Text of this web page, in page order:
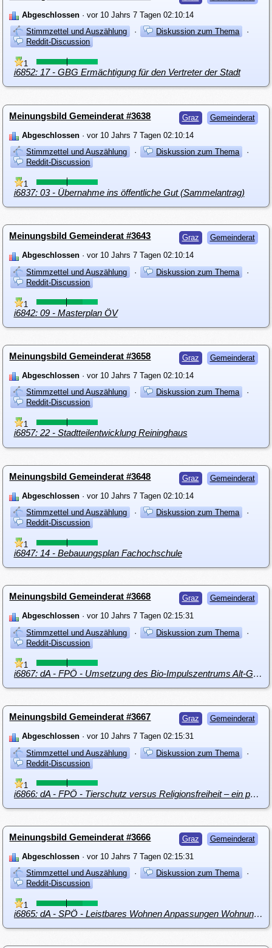
Abgeschlossen · vor 10 Jahrs 7 Tagen 02:10:14
Stimmzettel und Auszählung
· Diskussion zum Thema
·
Reddit-Discussion
1
i6852: 17 - GBG Ermächtigung für den Vertreter der Stadt
Graz Gemeinderat
Meinungsbild Gemeinderat #3638
Abgeschlossen · vor 10 Jahrs 7 Tagen 02:10:14
Stimmzettel und Auszählung
· Diskussion zum Thema
·
Reddit-Discussion
1
i6837: 03 - Übernahme ins öffentliche Gut (Sammelantrag)
Graz Gemeinderat
Meinungsbild Gemeinderat #3643
Abgeschlossen · vor 10 Jahrs 7 Tagen 02:10:14
Stimmzettel und Auszählung
· Diskussion zum Thema
·
Reddit-Discussion
1
i6842: 09 - Masterplan ÖV
Graz Gemeinderat
Meinungsbild Gemeinderat #3658
Abgeschlossen · vor 10 Jahrs 7 Tagen 02:10:14
Stimmzettel und Auszählung
· Diskussion zum Thema
·
Reddit-Discussion
1
i6857: 22 - Stadtteilentwicklung Reininghaus
Graz Gemeinderat
Meinungsbild Gemeinderat #3648
Abgeschlossen · vor 10 Jahrs 7 Tagen 02:10:14
Stimmzettel und Auszählung
· Diskussion zum Thema
·
Reddit-Discussion
1
i6847: 14 - Bebauungsplan Fachochschule
Graz Gemeinderat
Meinungsbild Gemeinderat #3668
Abgeschlossen · vor 10 Jahrs 7 Tagen 02:15:31
Stimmzettel und Auszählung
· Diskussion zum Thema
·
Reddit-Discussion
1
i6867: dA - FPÖ - Umsetzung des Bio-Impulszentrums Alt-Grottenhof
Graz Gemeinderat
Meinungsbild Gemeinderat #3667
Abgeschlossen · vor 10 Jahrs 7 Tagen 02:15:31
Stimmzettel und Auszählung
· Diskussion zum Thema
·
Reddit-Discussion
1
i6866: dA - FPÖ - Tierschutz versus Religionsfreiheit – ein politischer Diskurs
Graz Gemeinderat
Meinungsbild Gemeinderat #3666
Abgeschlossen · vor 10 Jahrs 7 Tagen 02:15:31
Stimmzettel und Auszählung
· Diskussion zum Thema
·
Reddit-Discussion
1
i6865: dA - SPÖ - Leistbares Wohnen Anpassungen Wohnungsunterstützungsgesetz und Härtefonds